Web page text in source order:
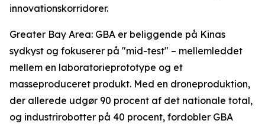
innovationskorridorer.
Greater Bay Area: GBA er beliggende på Kinas
sydkyst og fokuserer på "mid-test" – mellemleddet
mellem en laboratorieprototype og et
masseproduceret produkt. Med en droneproduktion,
der allerede udgør 90 procent af det nationale total,
og industrirobotter på 40 procent, fordobler GBA